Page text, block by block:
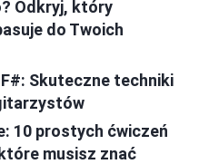
Odkryj, który
do Twoich
Skuteczne techniki
10 prostych ćwiczeń
musisz znać